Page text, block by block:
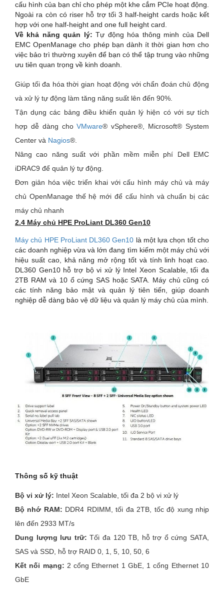
cấu hình của bạn chỉ cho phép một khe cắm PCIe hoạt động.
Ngoài ra còn có riser hỗ trợ tối 3 half-height cards hoặc kết
hợp với one half-height and one full height card.
Về khả năng quản lý:Tự động hóa thông minh của Dell
EMC OpenManage cho phép bạn dành ít thời gian hơn cho
việc bảo trì thường xuyên để bạn có thể tập trung vào những
ưu tiên quan trọng về kinh doanh.
Giúp tối đa hóa thời gian hoạt động với chẩn đoán chủ động
và xử lý tự động làm tăng năng suất lên đến 90%.
Tận dụng các bảng điều khiển quản lý hiện có với sự tích
hợp dễ dàng choVMware® vSphere®, Microsoft® System
Center và Nagios®.
Nâng cao năng suất với phần mềm miễn phí Dell EMC
iDRAC9 để quản lý tự động.
Đơn giản hóa việc triển khai với cấu hình máy chủ và máy
chủ OpenManage thế hệ mới để cấu hình và chuẩn bị các
máy chủ nhanh
2.4 Máy chủ HPE ProLiant DL360 Gen10
Máy chủ HPE ProLiant DL360 Gen10 là một lựa chọn tốt cho
các doanh nghiệp vừa và lớn đang tìm kiếm một máy chủ với
hiệu suất cao, khả năng mở rộng tốt và tính linh hoạt cao.
DL360 Gen10 hỗ trợ bộ vi xử lý Intel Xeon Scalable, tối đa
2TB RAM và 10 ổ cứng SAS hoặc SATA. Máy chủ cũng có
các tính năng bảo mật và quản lý tiên tiến, giúp doanh
nghiệp dễ dàng bảo vệ dữ liệu và quản lý máy chủ của mình.
Thông số kỹ thuật
Bộ vi xử lý: Intel Xeon Scalable, tối đa 2 bộ vi xử lý
Bộ nhớ RAM: DDR4 RDIMM, tối đa 2TB, tốc độ xung nhịp
lên đến 2933 MT/s
Dung lượng lưu trữ: Tối đa 120 TB, hỗ trợ ổ cứng SATA,
SAS và SSD, hỗ trợ RAID 0, 1, 5, 10, 50, 6
Kết nối mạng: 2 cổng Ethernet 1 GbE, 1 cổng Ethernet 10
GbE